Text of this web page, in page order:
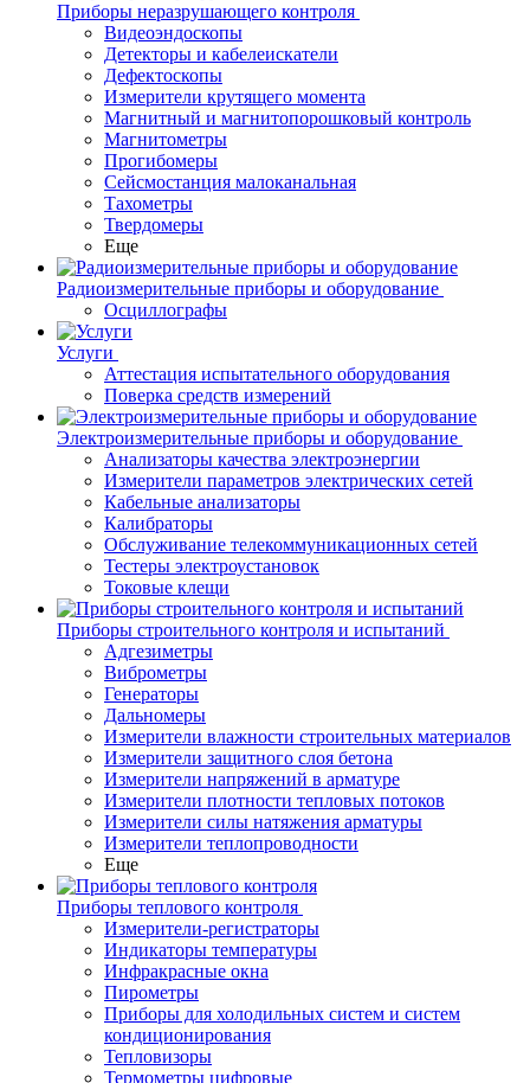
Приборы неразрушающего контроля
Видеоэндоскопы
Детекторы и кабелеискатели
Дефектоскопы
Измерители крутящего момента
Магнитный и магнитопорошковый контроль
Магнитометры
Прогибомеры
Сейсмостанция малоканальная
Тахометры
Твердомеры
Еще
Радиоизмерительные приборы и оборудование
Осциллографы
Услуги
Аттестация испытательного оборудования
Поверка средств измерений
Электроизмерительные приборы и оборудование
Анализаторы качества электроэнергии
Измерители параметров электрических сетей
Кабельные анализаторы
Калибраторы
Обслуживание телекоммуникационных сетей
Тестеры электроустановок
Токовые клещи
Приборы строительного контроля и испытаний
Адгезиметры
Виброметры
Генераторы
Дальномеры
Измерители влажности строительных материалов
Измерители защитного слоя бетона
Измерители напряжений в арматуре
Измерители плотности тепловых потоков
Измерители силы натяжения арматуры
Измерители теплопроводности
Еще
Приборы теплового контроля
Измерители-регистраторы
Индикаторы температуры
Инфракрасные окна
Пирометры
Приборы для холодильных систем и систем
кондиционирования
Тепловизоры
Термометры цифровые